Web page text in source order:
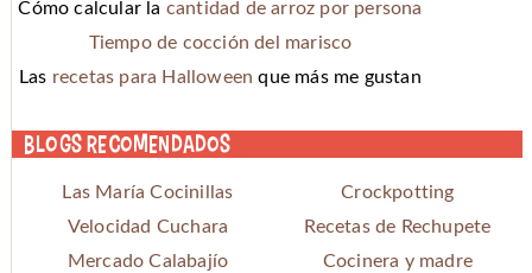
Cómo calcular la cantidad de arroz por persona
Tiempo de cocción del marisco
Las recetas para Halloween que más me gustan
Blogs recomendados
Las María Cocinillas
Crockpotting
Velocidad Cuchara
Recetas de Rechupete
Mercado Calabajío
Cocinera y madre